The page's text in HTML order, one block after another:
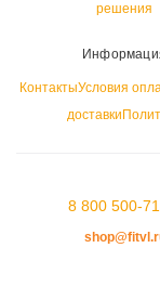
решения
КонтактыУсловия
доставки
8 800 500-